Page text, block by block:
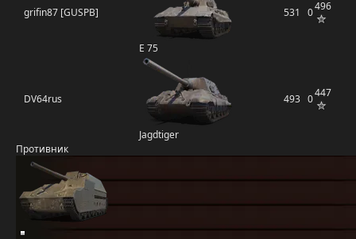
grifin87 [GUSPB]
E 75
531 0496
DV64rus
Jagdtiger
493 0447
Противник